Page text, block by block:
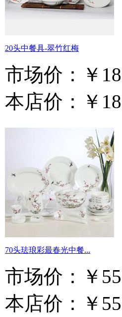
20头中餐具-翠竹红梅
市场价：
￥
本店价：
￥
70头珐琅彩最春光中餐...
市场价：
￥
本店价：
￥